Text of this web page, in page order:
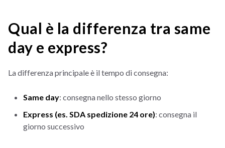
Qual è la differenza tra same
day e express?
La differenza principale è il tempo di consegna:
Same day: consegna nello stesso giorno
Express (es. SDA spedizione 24 ore): consegna il
giorno successivo